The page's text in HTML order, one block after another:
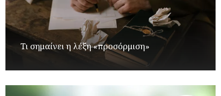
Τι σημαίνει η λέξη «προσόρμιση»